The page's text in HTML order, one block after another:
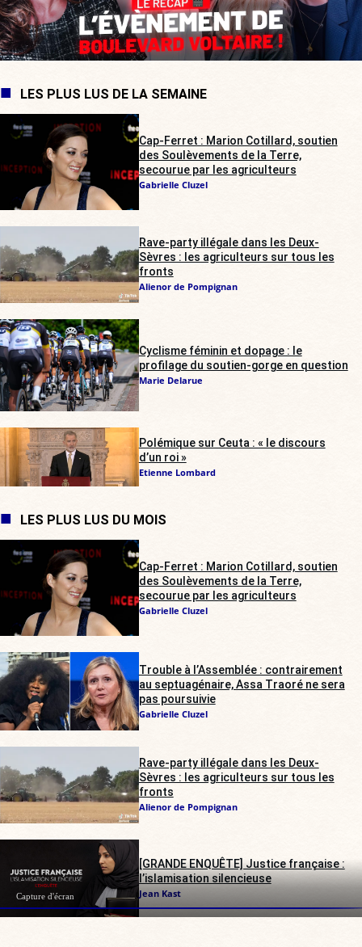
Capture d'écran
LES PLUS LUS DE LA SEMAINE
Cap-Ferret : Marion Cotillard, soutien
des Soulèvements de la Terre,
secourue par les agriculteurs
Gabrielle Cluzel
Rave-party illégale dans les Deux-
Sèvres : les agriculteurs sur tous les
fronts
Alienor de Pompignan
Cyclisme féminin et dopage : le
profilage du soutien-gorge en question
Marie Delarue
Polémique sur Ceuta : « le discours
d’un roi »
Etienne Lombard
LES PLUS LUS DU MOIS
Cap-Ferret : Marion Cotillard, soutien
des Soulèvements de la Terre,
secourue par les agriculteurs
Gabrielle Cluzel
Trouble à l’Assemblée : contrairement
au septuagénaire, Assa Traoré ne sera
pas poursuivie
Gabrielle Cluzel
Rave-party illégale dans les Deux-
Sèvres : les agriculteurs sur tous les
fronts
Alienor de Pompignan
[GRANDE ENQUÊTE] Justice française :
l’islamisation silencieuse
Jean Kast